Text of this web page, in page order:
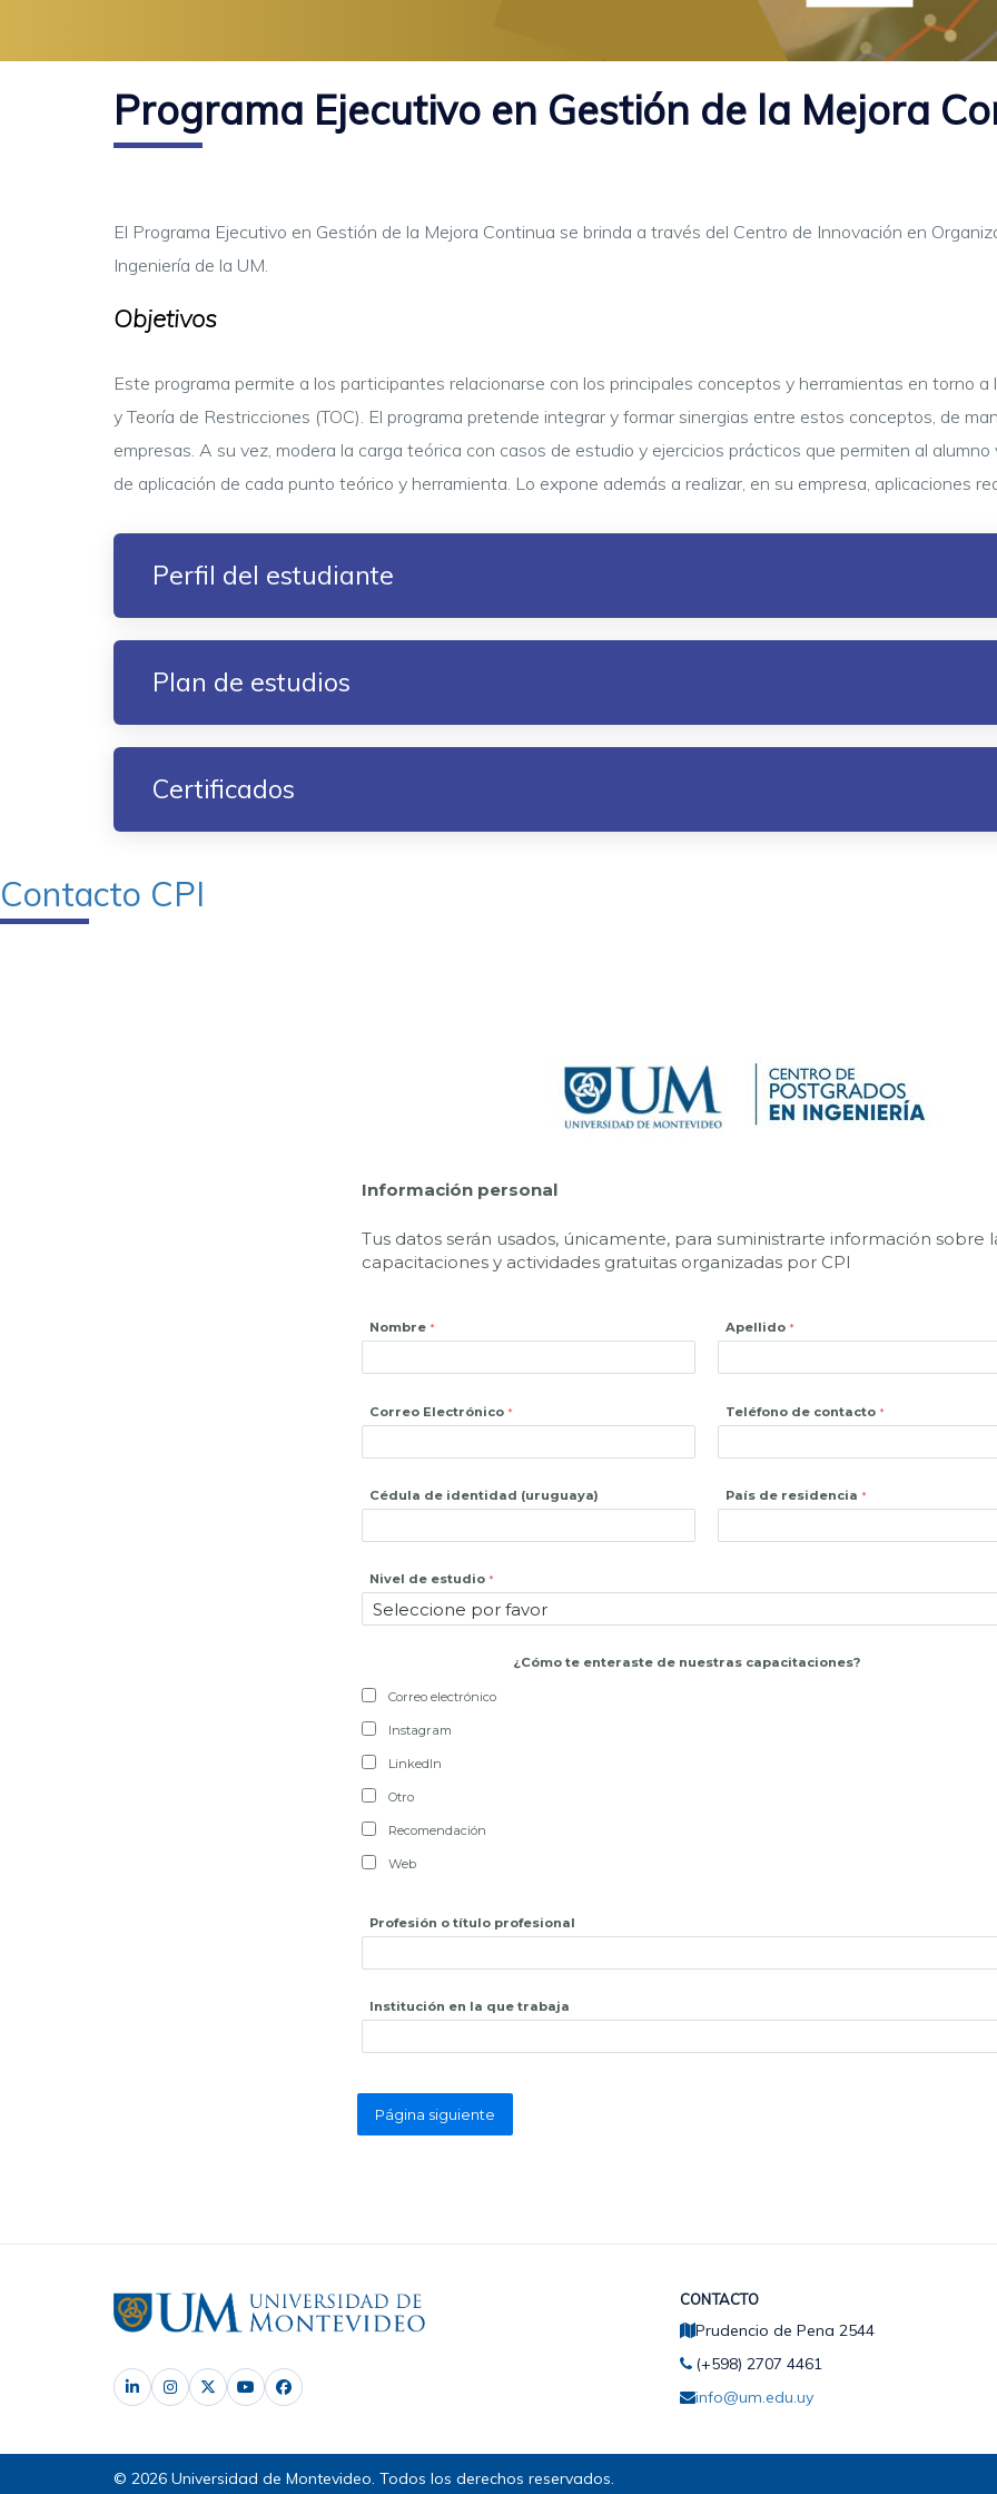
Programa Ejecutivo en Gestión de la Mejora
El Programa Ejecutivo en Gestión de la Mejora Continua se brinda a través del Centro de Innovación en
Ingeniería de la UM.
Objetivos
Este programa permite a los participantes relacionarse con los principales conceptos y herramientas en torno
y Teoría de Restricciones (TOC). El programa pretende integrar y formar sinergias entre estos conceptos, de
empresas. A su vez, modera la carga teórica con casos de estudio y ejercicios prácticos que permiten al
de aplicación de cada punto teórico y herramienta. Lo expone además a realizar, en su empresa, aplicaciones
Perfil del estudiante
Plan de estudios
Certificados
Contacto CPI
Información personal
Tus datos serán usados, únicamente, para suministrarte información sobre
capacitaciones y actividades gratuitas organizadas por CPI
Nombre Apellido
Correo Electrónico Teléfono de contacto
Cédula de identidad (uruguaya) País de residencia
Nivel de estudio
¿Cómo te enteraste de nuestras capacitaciones?
Correo electrónico
Instagram
LinkedIn
Otro
Recomendación
Web
Profesión o título profesional
Institución en la que trabaja
CONTACTO
Prudencio de Pena 2544
(+598) 2707 4461
info@um.edu.uy
© 2026 Universidad de Montevideo. Todos los derechos reservados.